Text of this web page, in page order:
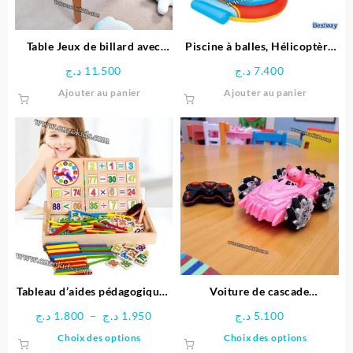
Table Jeux de billard avec
11.500 د.ج
Ajouter au panier
Piscine à balles, Hélicoptère
balles – Bestway
7.400 د.ج
Ajouter au panier
Tableau d’aides pédagogiques
1.800 د.ج – 1.950 د.ج
Plage
Choix des options
Voiture de cascade
5.100 د.ج
Choix des options